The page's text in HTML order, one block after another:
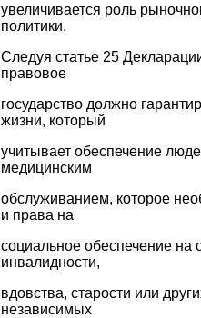
увеличивается роль
политики.
Следуя статье 25
правовое
государство должно
жизни, который
учитывает обеспечение
медицинским
обслуживанием, которое
и права на
социальное обеспечение на
инвалидности,
вдовства, старости или
независимых